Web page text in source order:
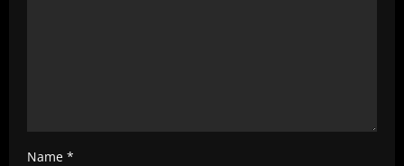
Name *